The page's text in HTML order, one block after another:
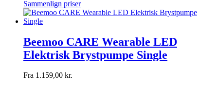
Sammenlign priser
Beemoo CARE Wearable LED
Elektrisk Brystpumpe Single
Fra 1.159,00 kr.